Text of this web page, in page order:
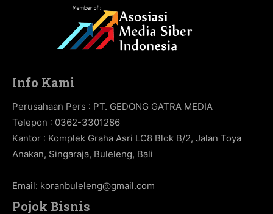
Info Kami
Perusahaan Pers : PT. GEDONG GATRA MEDIA
Telepon : 0362-3301286
Kantor : Komplek Graha Asri LC8 Blok B/2, Jalan Toya
Anakan, Singaraja, Buleleng, Bali
Email: koranbuleleng@gmail.com
Pojok Bisnis